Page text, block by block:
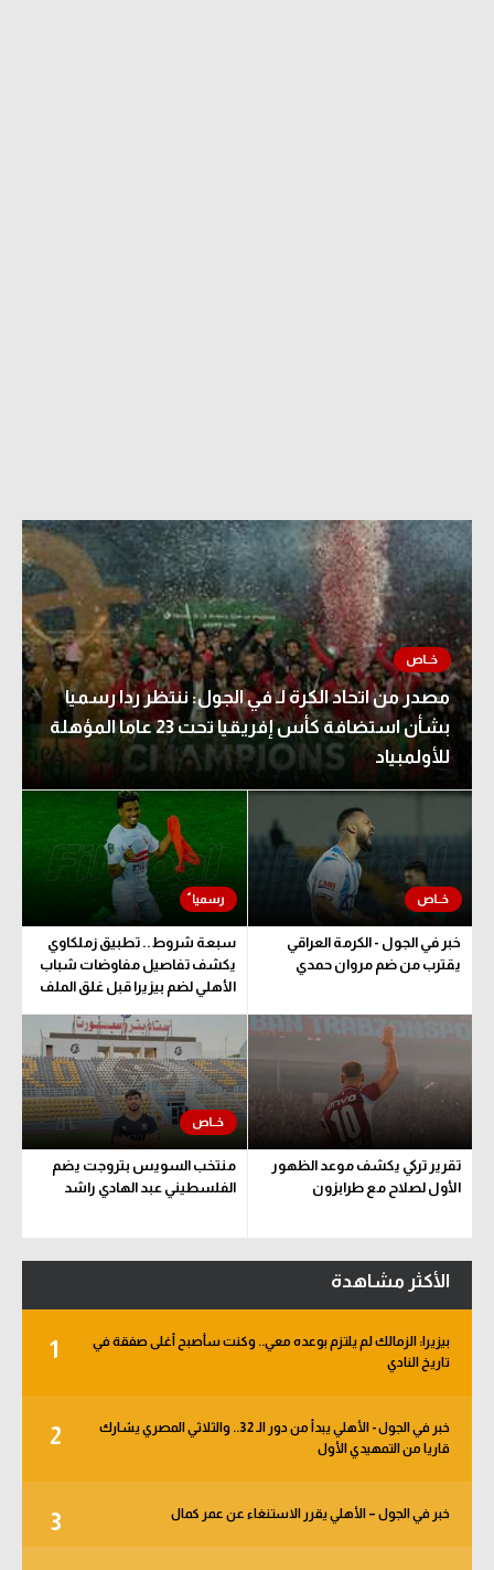
مصدر من اتحاد الكرة لـ في الجول: ننتظر ردا رسميا
بشأن استضافة كأس إفريقيا تحت 23 عاما المؤهلة
للأولمبياد
خبر في الجول - الكرمة العراقي
يقترب من ضم مروان حمدي
سبعة شروط.. تطبيق زملكاوي
يكشف تفاصيل مفاوضات شباب
الأهلي لضم بيزيرا قبل غلق الملف
تقرير تركي يكشف موعد الظهور
الأول لصلاح مع طرابزون
منتخب السويس بتروجت يضم
الفلسطيني عبد الهادي راشد
الأكثر مشاهدة
1
بيزيرا: الزمالك لم يلتزم بوعده معي.. وكنت سأصبح أغلى صفقة في
تاريخ النادي
2
خبر في الجول - الأهلي يبدأ من دور الـ 32.. والثلاثي المصري يشارك
قاريا من التمهيدي الأول
3 خبر في الجول – الأهلي يقرر الاستنغاء عن عمر كمال